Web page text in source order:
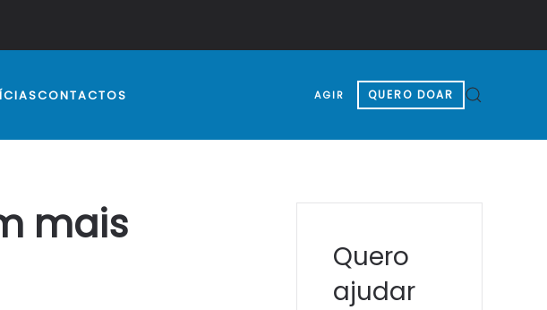
CONTACTOS AGIR QUERO DOAR
mais
Quero
ajudar